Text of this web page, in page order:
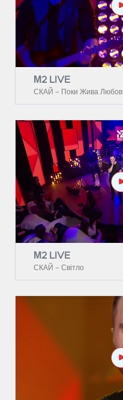
М2 LIVE
СКАЙ – Поки Жива Любов
М2 LIVE
СКАЙ – Світло